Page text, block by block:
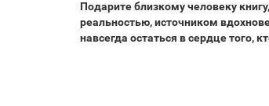
Подарите близкому человеку
реальностью, источником
навсегда остаться в сердце того,